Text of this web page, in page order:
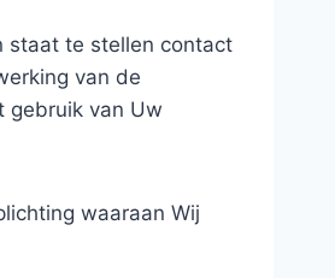
staat te stellen contact
van de
gebruik van Uw
waaraan Wij